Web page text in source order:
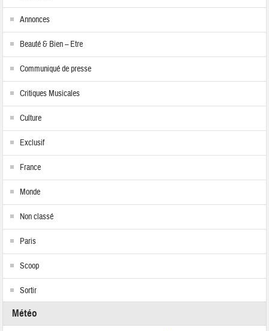
Annonces
Beauté & Bien – Etre
Communiqué de presse
Critiques Musicales
Culture
Exclusif
France
Monde
Non classé
Paris
Scoop
Sortir
Météo